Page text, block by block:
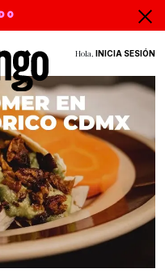
Hola, INICIA SESIÓN